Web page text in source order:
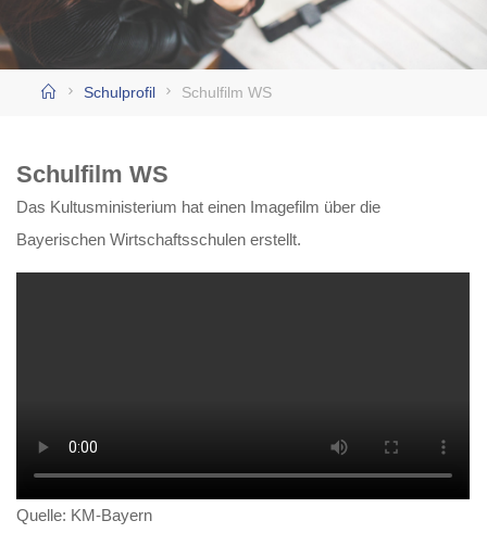
HomeSchulprofil Schulfilm WS
Schulfilm WS
Das Kultusministerium hat einen Imagefilm über die
Bayerischen Wirtschaftsschulen erstellt.
Quelle: KM-Bayern